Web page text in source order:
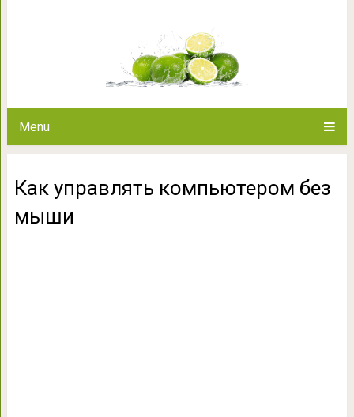
Menu
Как управлять компьютером без
мыши